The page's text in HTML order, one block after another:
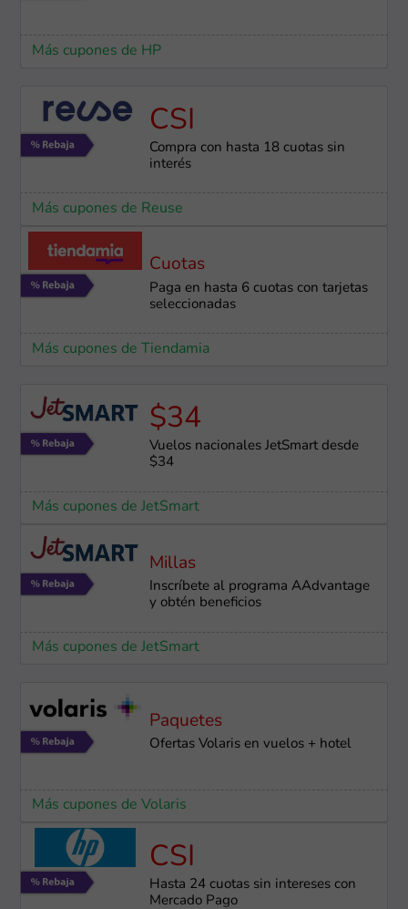
Más cupones de HP
CSI
Compra con hasta 18 cuotas sin
interés
Más cupones de Reuse
Cuotas
Paga en hasta 6 cuotas con tarjetas
seleccionadas
Más cupones de Tiendamia
$34
Vuelos nacionales JetSmart desde
$34
Más cupones de JetSmart
Millas
Inscríbete al programa AAdvantage
y obtén beneficios
Más cupones de JetSmart
Paquetes
Ofertas Volaris en vuelos + hotel
Más cupones de Volaris
CSI
Hasta 24 cuotas sin intereses con
Mercado Pago